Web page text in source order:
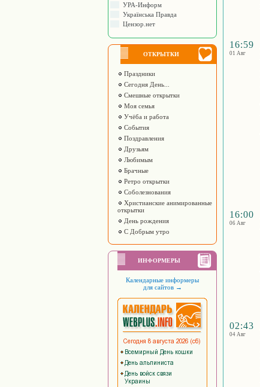
УРА-Информ
Українська Правда
Цензор.нет
ОТКРЫТКИ
Праздники
Сегодня День...
Смешные открытки
Моя семья
Учёба и работа
События
Поздравления
Друзьям
Любимым
Брачные
Ретро открытки
Соболезнования
Христианские анимированные
открытки
День рождения
С Добрым утро
ИНФОРМЕРЫ
Календарные информеры
для сайтов →
16:59
01 Авг
16:00
06 Авг
02:43
04 Авг